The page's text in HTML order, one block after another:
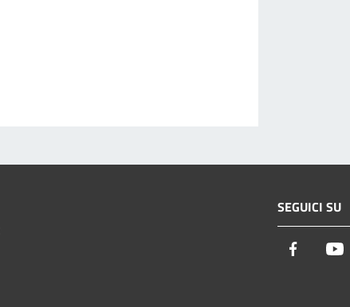
SEGUICI SU
Facebook